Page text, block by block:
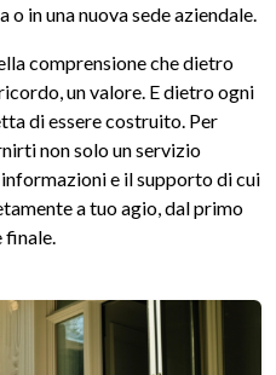
o in una nuova sede aziendale.
comprensione che dietro
un valore. E dietro ogni
di essere costruito. Per
non solo un servizio
e il supporto di cui
a tuo agio, dal primo
finale.